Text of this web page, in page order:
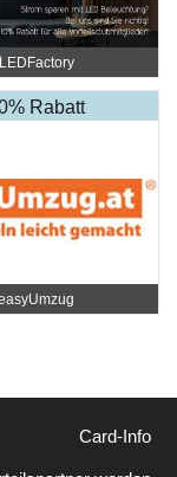
LEDFactory
Rabatt
Card-Info